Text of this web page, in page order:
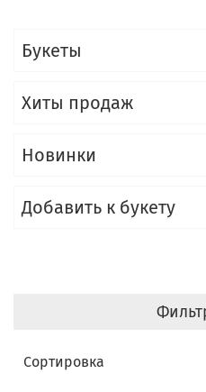
Букеты
Хиты продаж
Новинки
Добавить к букету